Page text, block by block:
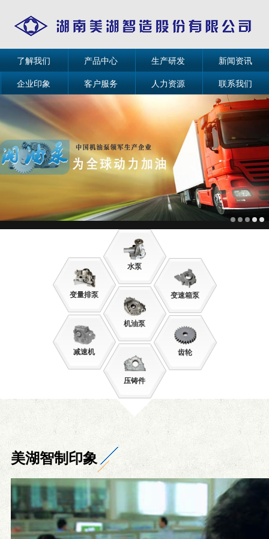
了解我们 产品中心 生产研发
新闻资讯
企业印象
客户服务 人力资源 联系我们
水泵
变速箱泵
齿轮
压铸件
减速机
变量排泵
机油泵
美湖智制印象